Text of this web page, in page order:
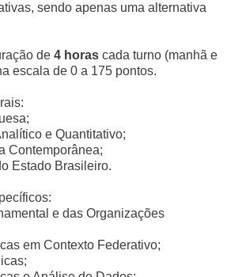
sendo apenas uma alternativa
de4 horas cada turno (manhã e
escala de 0 a 175 pontos.
e Quantitativo;
Contemporânea;
Estado Brasileiro.
e das Organizações
em Contexto Federativo;